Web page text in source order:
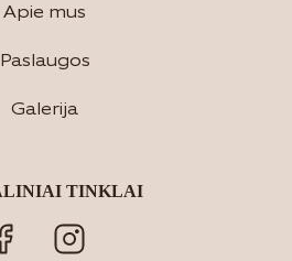
Apie mus
Paslaugos
Galerija
TINKLAI